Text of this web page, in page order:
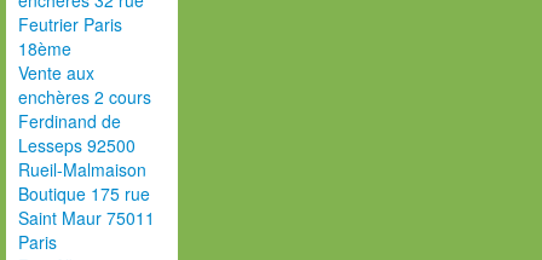
Feutrier Paris
18ème
Vente aux
enchères 2 cours
Ferdinand de
Lesseps 92500
Rueil-Malmaison
Boutique 175 rue
Saint Maur 75011
Paris